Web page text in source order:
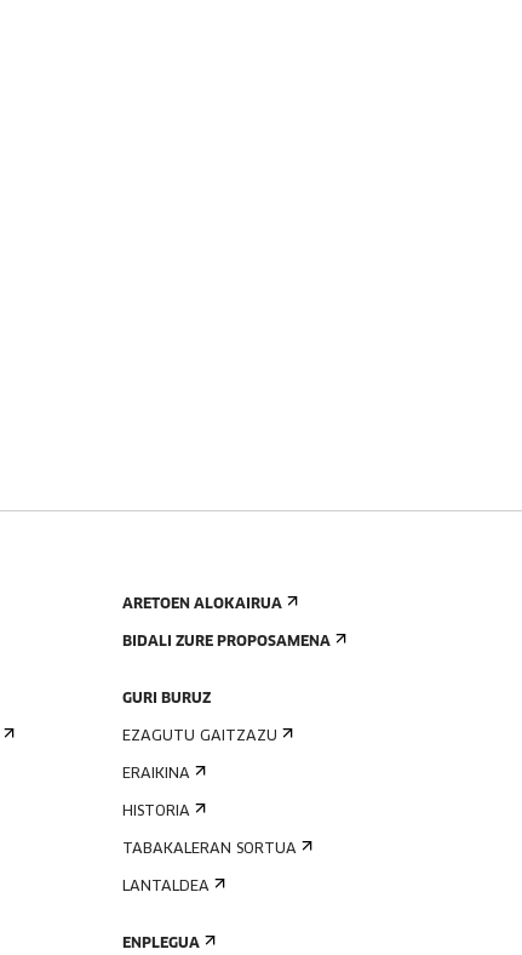
ARETOEN ALOKAIRUA
BIDALI ZURE PROPOSAMENA
GURI BURUZ
EZAGUTU GAITZAZU
ERAIKINA
HISTORIA
TABAKALERAN SORTUA
LANTALDEA
ENPLEGUA